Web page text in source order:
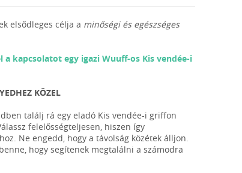
elsődleges célja a minőségi és egészséges
a kapcsolatot egy igazi Wuuff-os Kis vendée-i
KÖZEL
találj rá egy eladó Kis vendée-i griffon
felelősségteljesen, hiszen így
Ne engedd, hogy a távolság közétek álljon.
hogy segítenek megtalálni a számodra